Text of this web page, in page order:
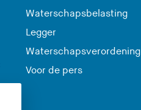
Waterschapsbelasting
Legger
Waterschapsverordening
Voor de pers